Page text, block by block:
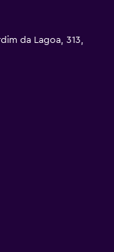
da Lagoa, 313,